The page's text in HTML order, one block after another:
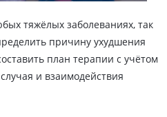
тяжёлых заболеваниях, так
причину ухудшения
план терапии с учётом
и взаимодействия